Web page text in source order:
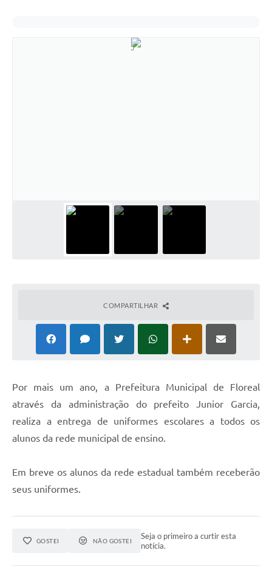
COMPARTILHAR
Por mais um ano, a Prefeitura Municipal de Floreal
através da administração do prefeito Junior Garcia,
realiza a entrega de uniformes escolares a todos os
alunos da rede municipal de ensino.
Em breve os alunos da rede estadual também receberão
seus uniformes.
GOSTEI NÃO GOSTEI
Seja o primeiro a curtir esta
notícia.